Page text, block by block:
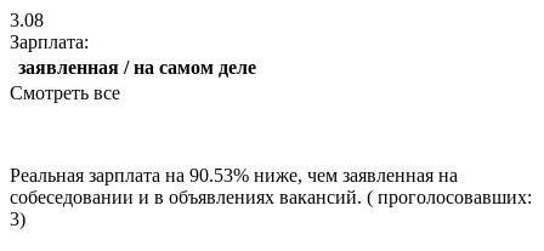
3.08
Зарплата:
заявленная / на самом деле
Смотреть все
Реальная зарплата на 90.53% ниже, чем заявленная на
собеседовании и в объявлениях вакансий. ( проголосовавших:
3)